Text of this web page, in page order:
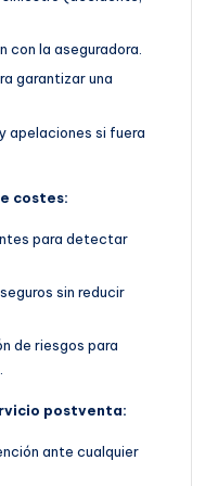
con la aseguradora.
garantizar una
apelaciones si fuera
costes:
para detectar
sin reducir
de riesgos para
postventa:
ante cualquier